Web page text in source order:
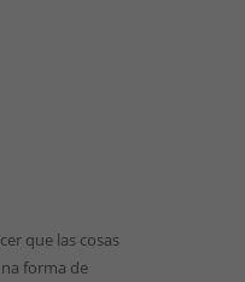
que las cosas
forma de